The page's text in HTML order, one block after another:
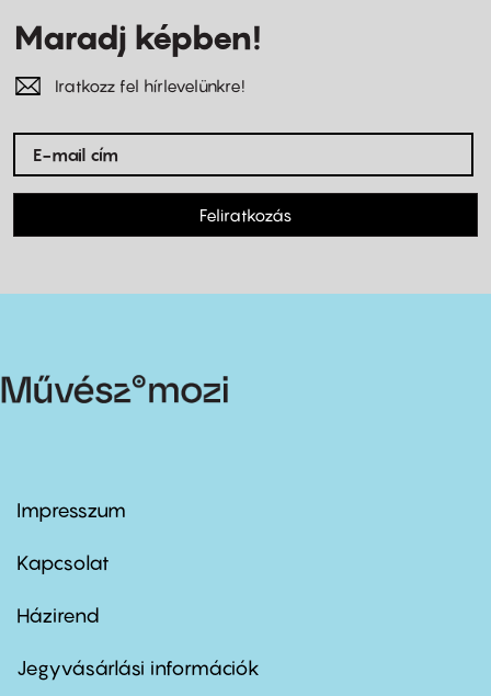
Maradj képben!
Iratkozz fel hírlevelünkre!
Feliratkozás
Footer
first
Impresszum
Kapcsolat
Footer
second
Házirend
Jegyvásárlási információk